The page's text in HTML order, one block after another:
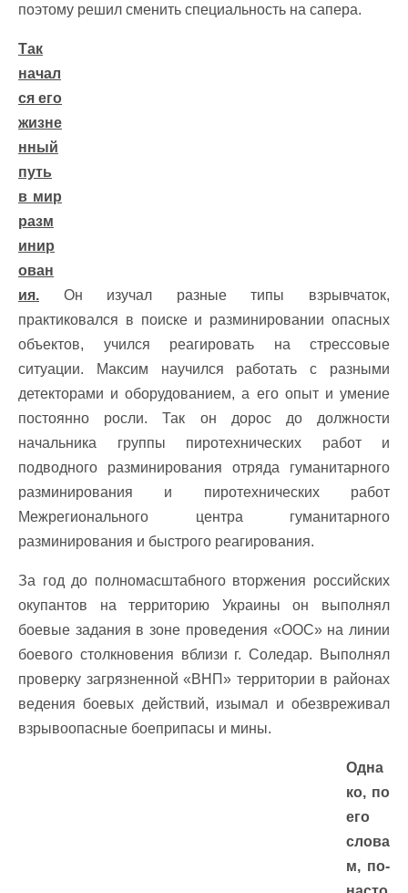
поэтому решил сменить специальность на сапера.
Так
начал
ся его
жизне
нный
путь
в мир
разм
инир
ован
ия. Он изучал разные типы взрывчаток,
практиковался в поиске и разминировании опасных
объектов, учился реагировать на стрессовые
ситуации. Максим научился работать с разными
детекторами и оборудованием, а его опыт и умение
постоянно росли. Так он дорос до должности
начальника группы пиротехнических работ и
подводного разминирования отряда гуманитарного
разминирования и пиротехнических работ
Межрегионального центра гуманитарного
разминирования и быстрого реагирования.
За год до полномасштабного вторжения российских
окупантов на территорию Украины он выполнял
боевые задания в зоне проведения «ООС» на линии
боевого столкновения вблизи г. Соледар. Выполнял
проверку загрязненной «ВНП» территории в районах
ведения боевых действий, изымал и обезвреживал
взрывоопасные боеприпасы и мины.
Одна
ко, по
его
слова
м, по-